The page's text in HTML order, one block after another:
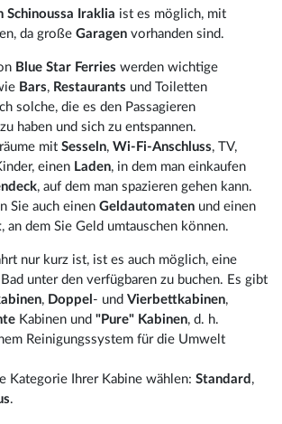
Schinoussa Iraklia ist es möglich, mit
da großeGaragenvorhanden sind.
Blue Star Ferries werden wichtige
Bars, Restaurants und Toiletten
solche, die es den Passagieren
haben und sich zu entspannen.
mitSesseln,Wi-Fi-Anschluss, TV,
einen Laden, in dem man einkaufen
, auf dem man spazieren gehen kann.
Sie auch einenGeldautomaten und einen
, an dem Sie Geld umtauschen können.
nur kurz ist, ist es auch möglich, eine
unter den verfügbaren zu buchen. Es gibt
, Doppel - undVierbettkabinen,
Kabinen und"Pure" Kabinen, d. h.
Reinigungssystem für die Umwelt
Kategorie Ihrer Kabine wählen:Standard ,
.